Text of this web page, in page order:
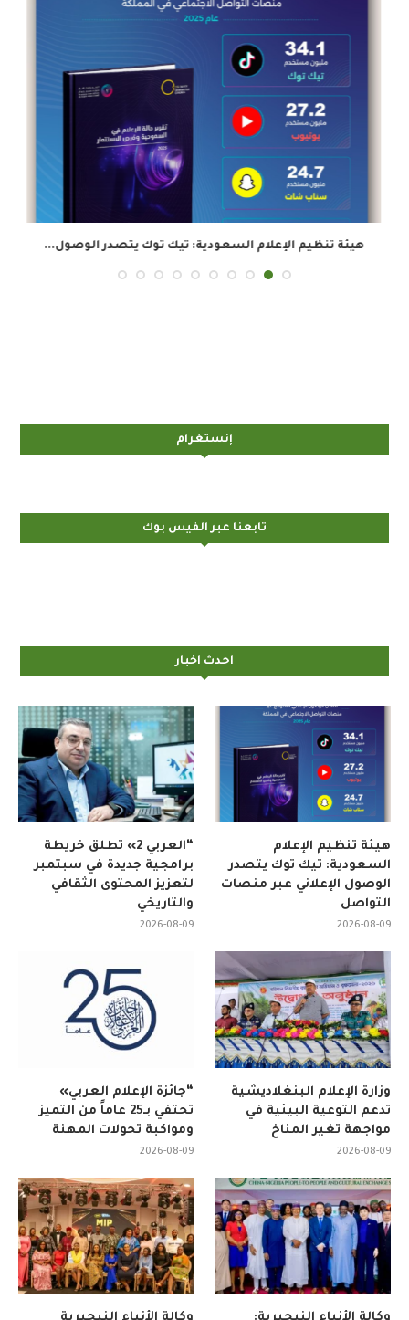
هيئة تنظيم الإعلام السعودية: تيك توك يتصدر الوصول...
إنستغرام
تابعنا عبر الفيس بوك
احدث اخبار
“العربي 2» تطلق خريطة
برامجية جديدة في سبتمبر
لتعزيز المحتوى الثقافي
والتاريخي
2026-08-09
هيئة تنظيم الإعلام
السعودية: تيك توك يتصدر
الوصول الإعلاني عبر منصات
التواصل
2026-08-09
“جائزة الإعلام العربي»
تحتفي بـ25 عاماً من التميز
ومواكبة تحولات المهنة
2026-08-09
وزارة الإعلام البنغلاديشية
تدعم التوعية البيئية في
مواجهة تغير المناخ
2026-08-09